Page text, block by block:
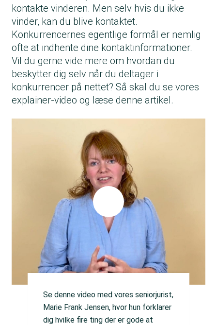
kontakte vinderen. Men selv hvis du ikke
vinder, kan du blive kontaktet.
Konkurrencernes egentlige formål er nemlig
ofte at indhente dine kontaktinformationer.
Vil du gerne vide mere om hvordan du
beskytter dig selv når du deltager i
konkurrencer på nettet? Så skal du se vores
explainer-video og læse denne artikel.
Se denne video med vores seniorjurist,
Marie Frank Jensen, hvor hun forklarer
dig hvilke fire ting der er gode at